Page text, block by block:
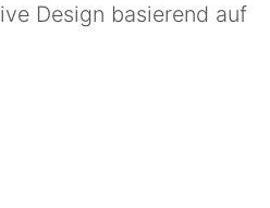
Design basierend auf